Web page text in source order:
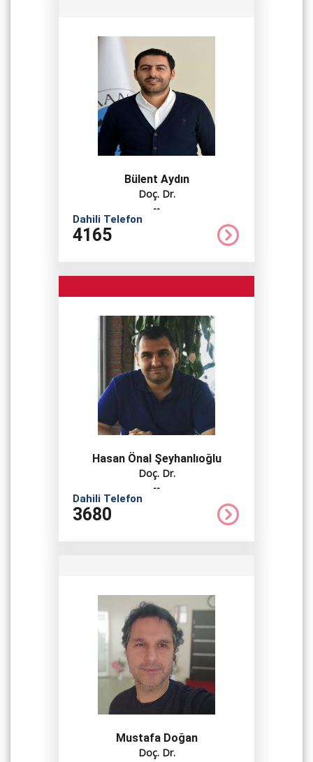
Bülent Aydın
Doç. Dr.
--
Dahili Telefon
4165
Hasan Önal Şeyhanlıoğlu
Doç. Dr.
--
Dahili Telefon
3680
Mustafa Doğan
Doç. Dr.